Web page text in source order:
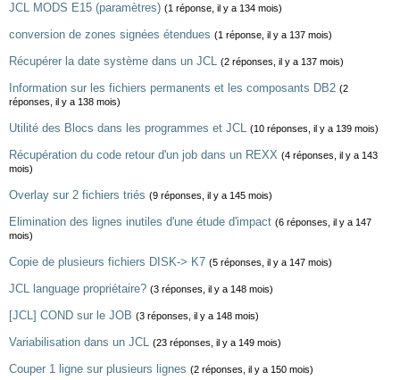
JCL MODS E15 (paramètres) (1 réponse, il y a 134 mois)
conversion de zones signées étendues (1 réponse, il y a 137 mois)
Récupérer la date système dans un JCL (2 réponses, il y a 137 mois)
Information sur les fichiers permanents et les composants DB2 (2
réponses, il y a 138 mois)
Utilité des Blocs dans les programmes et JCL (10 réponses, il y a 139 mois)
Récupération du code retour d'un job dans un REXX (4 réponses, il y a 143
mois)
Overlay sur 2 fichiers triés (9 réponses, il y a 145 mois)
Elimination des lignes inutiles d'une étude d'impact (6 réponses, il y a 147
mois)
Copie de plusieurs fichiers DISK-> K7 (5 réponses, il y a 147 mois)
JCL language propriétaire? (3 réponses, il y a 148 mois)
[JCL] COND sur le JOB (3 réponses, il y a 148 mois)
Variabilisation dans un JCL (23 réponses, il y a 149 mois)
Couper 1 ligne sur plusieurs lignes (2 réponses, il y a 150 mois)